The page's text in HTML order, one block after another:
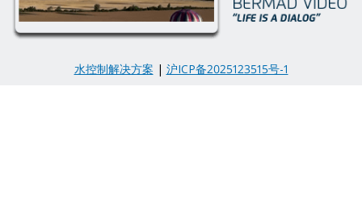
水控制解决方案 | 沪ICP备2025123515号-1